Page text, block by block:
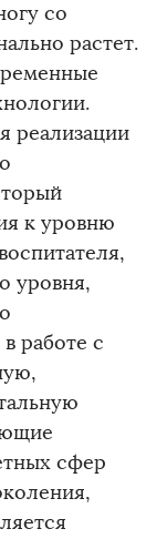
со
растет.
реализации
к уровню
уровня,
работе с
сфер